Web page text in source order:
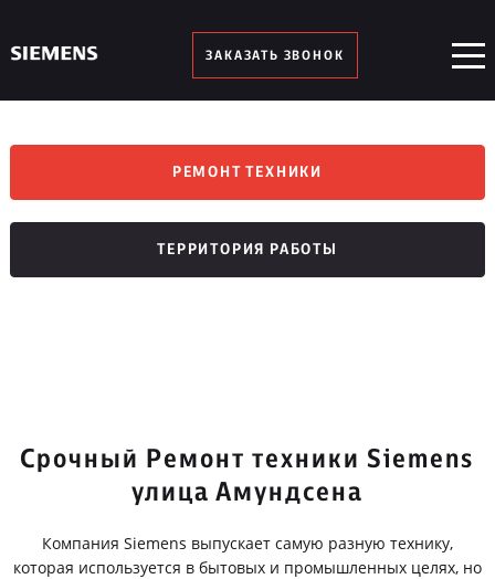
ЗАКАЗАТЬ ЗВОНОК
РЕМОНТ ТЕХНИКИ
ТЕРРИТОРИЯ РАБОТЫ
Срочный Ремонт техники Siemens
улица Амундсена
Компания Siemens выпускает самую разную технику,
которая используется в бытовых и промышленных целях, но